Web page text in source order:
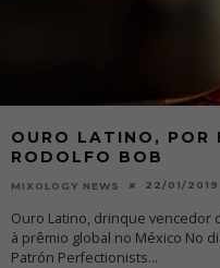
OURO LATINO, POR
RODOLFO BOB
MIXOLOGY NEWS 22/01/2019
Ouro Latino, drinque vencedor
à prêmio global no México No
Patrón Perfectionists...